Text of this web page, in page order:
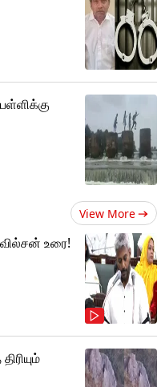
View More
உரை!